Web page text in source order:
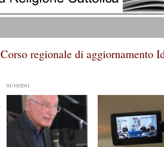
Corso regionale di aggiornamento
01/10/2011